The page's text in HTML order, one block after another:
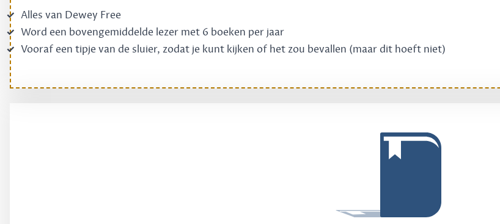
Alles van Dewey Free
Word een bovengemiddelde lezer met 6 boeken per jaar
Vooraf een tipje van de sluier, zodat je kunt kijken of het zou bevallen (maar dit hoeft niet)